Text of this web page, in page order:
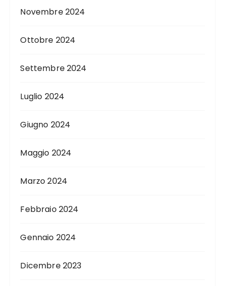
Novembre 2024
Ottobre 2024
Settembre 2024
Luglio 2024
Giugno 2024
Maggio 2024
Marzo 2024
Febbraio 2024
Gennaio 2024
Dicembre 2023